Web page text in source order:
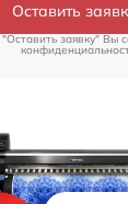
Оставить
заявку" Вы